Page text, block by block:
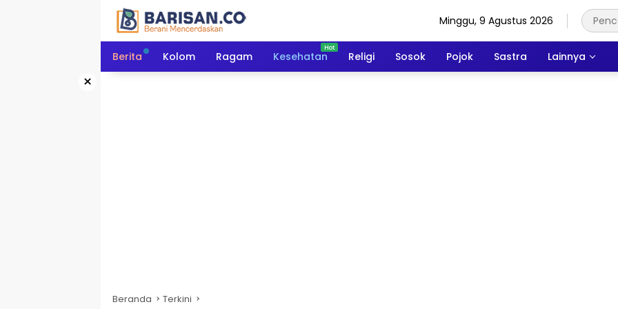
Minggu, 9 Agustus 2026
Berita Kolom Ragam Kesehatan Religi Sosok Pojok Sastra Lainnya
×
Beranda Terkini